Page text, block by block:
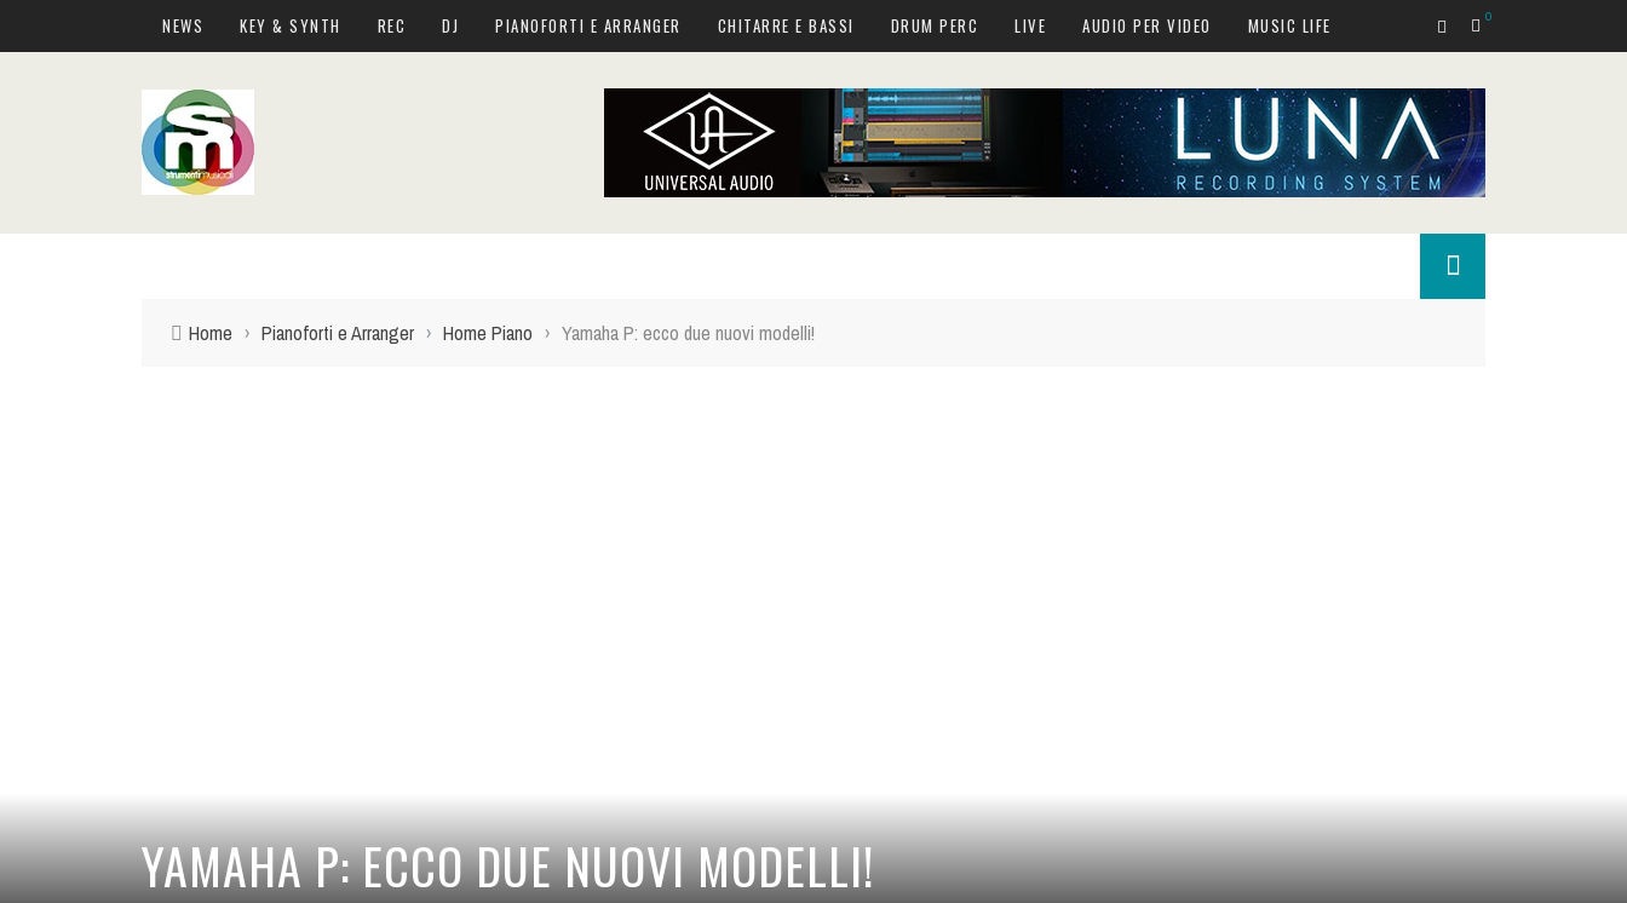
NEWS KEY & SYNTH REC DJ PIANOFORTI E ARRANGER CHITARRE E BASSI DRUM PERC LIVE AUDIO PER VIDEO MUSIC LIFE 0
Home › Pianoforti e Arranger › Home Piano › Yamaha P: ecco due nuovi modelli!
YAMAHA P: ECCO DUE NUOVI MODELLI!